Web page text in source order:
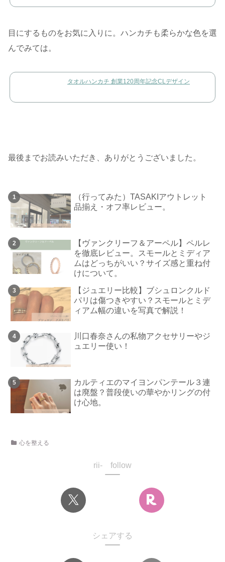
目にするものをお気に入りに。ハンカチも柔らかな色を選
んでみては。
タオルハンカチ 創業120周年記念CLデザイン
最後までお読みいただき、ありがとうございました。
（行ってみた）TASAKIアウトレット
品揃え・オフ率レビュー。
【ヴァンクリーフ＆アーペル】ペルレ
を徹底レビュー。スモールとミディア
ムはどっちがいい？サイズ感と重ね付
けについて。
【ジュエリー比較】ブシュロンクルド
パリは傷つきやすい？スモールとミデ
ィアム幅の違いを写真で解説！
川口春奈さんの私物アクセサリーやジ
ュエリー使い！
カルティエのマイヨンパンテール３連
は廃盤？普段使いの華やかリングの付
け心地。
心を整える
rii- follow
シェアする